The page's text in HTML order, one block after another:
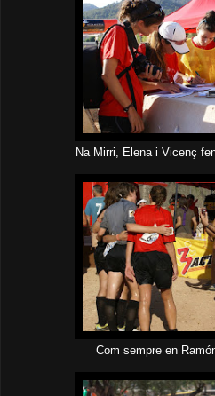
Na Mirri, Elena i Vicenç
Com sempre en